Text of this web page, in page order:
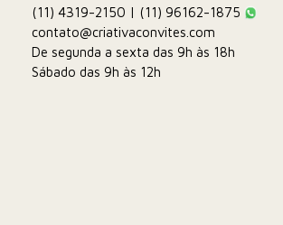
(11) 4319-2150 | (11) 96162-1875
contato@criativaconvites.com
De segunda a sexta das 9h às 18h
Sábado das 9h às 12h